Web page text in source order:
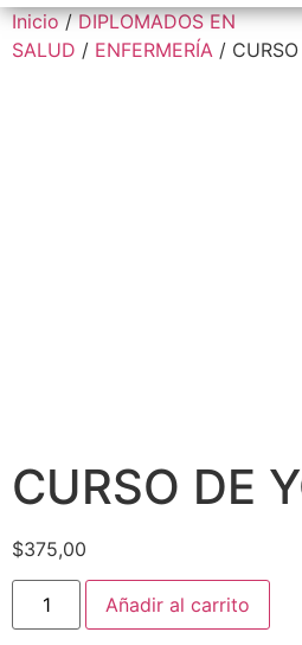
Inicio/DIPLOMADOS EN
SALUD / ENFERMERÍA /
CURSO DE
$375,00
Añadir al carrito